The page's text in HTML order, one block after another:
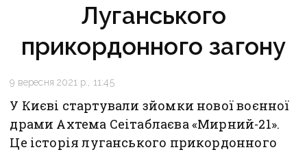
Луганського
прикордонного загону
9 вересня 2021 р., 11:45
У Києві стартували зйомки нової воєнної
драми Ахтема Сеітаблаєва «Мирний-21».
Це історія луганського прикордонного